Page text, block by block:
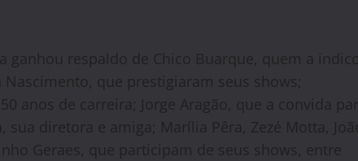
ganhou respaldo de Chico Buarque, quem a
que prestigiaram seus shows;
anos de carreira; Jorge Aragão, que a convida
diretora e amiga; Marília Pêra, Zezé Motta,
Geraes, que participam de seus shows, entre